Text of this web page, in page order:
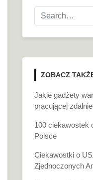
ZOBACZ
Jakie gadżety
pracującej
100 ciekawostek
Polsce
Ciekawostki o
Zjednoczonych